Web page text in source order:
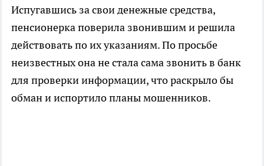
Испугавшись за свои денежные средства,
пенсионерка поверила звонившим и решила
действовать по их указаниям. По просьбе
неизвестных она не стала сама звонить в банк
для проверки информации, что раскрыло бы
обман и испортило планы мошенников.